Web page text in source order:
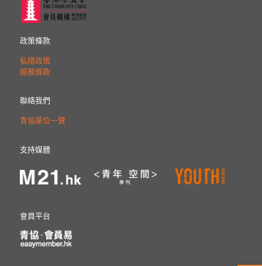
政策條款
私隱政策
服務條款
聯絡我們
青協單位一覽
支持媒體
會員平台